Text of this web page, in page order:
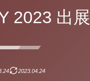
2023 出
2023.04.24